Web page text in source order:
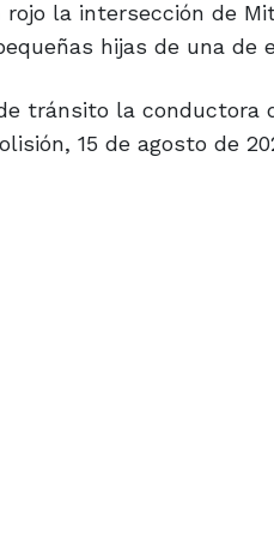
rojo la intersección de
hijas de una de
tránsito la
15 de agosto de